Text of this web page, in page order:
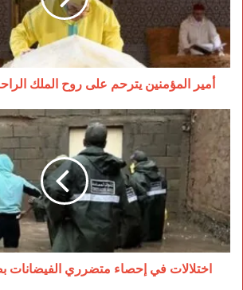
الملك
الراحل
محمد
الخامس
أمير المؤمنين يترحم على روح الملك
اختلالات
في
إحصاء
متضرري
الفيضانات
بضواحي
العرائش
اختلالات في إحصاء متضرري الفيضانات